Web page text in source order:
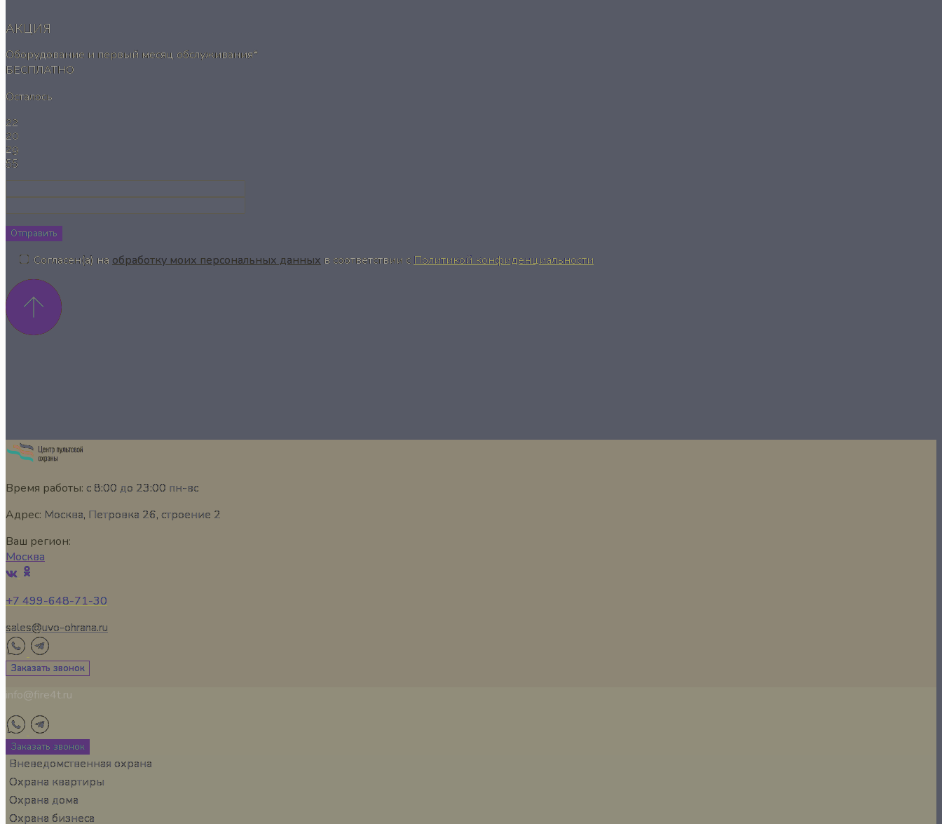
АКЦИЯ
Оборудование и первый месяц обслуживания*
БЕСПЛАТНО
Осталось
22
20
29
54
Отправить
Согласен(а) на обработку моих персональных данных в соответствии с Политикой конфиденциальности
Время работы: с 8:00 до 23:00 пн-вс
Адрес: Москва, Петровка 26, строение 2
Ваш регион:
Москва
+7 499-648-71-30
sales@uvo-ohrana.ru
Заказать звонок
info@fire4t.ru
Заказать звонок
Вневедомственная охрана
Охрана квартиры
Охрана дома
Охрана бизнеса